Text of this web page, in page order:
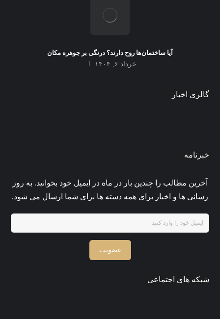
آیا ساختمان‌ها روح دارند؟ درنگی بر جوهره مکان
خرداد ۶, ۱۴۰۴
1
گالری اخبار
شهر شناور در دریا؛ آینده معماری بر
خبرنامه
آخرین مطالب را چندین بار در ماه در ایمیل خود بخوانید. به روز
رسانی ها و اخبار برای همه دسته ها برای شما ارسال می شود.
عضویت
شبکه های اجتماعی